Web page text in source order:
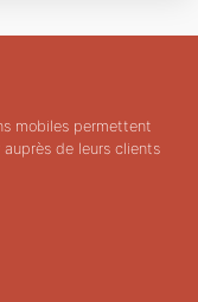
mobiles permettent
de leurs clients